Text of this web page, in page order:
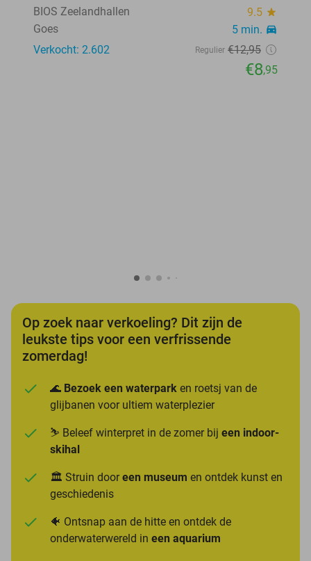
BIOS Zeelandhallen
9.5 star
Goes 5 min. directions_car
Verkocht: 2.602 Regulier €12,95
€8,95
Op zoek naar verkoeling? Dit zijn de
leukste tips voor een verfrissende
zomerdag!
🌊 Bezoek een waterpark en roetsj van de
glijbanen voor ultiem waterplezier
⛷️ Beleef winterpret in de zomer bij een indoor-
skihal
🏛️ Struin dooreen museum en ontdek kunst en
geschiedenis
🐠 Ontsnap aan de hitte en ontdek de
onderwaterwereld in een aquarium